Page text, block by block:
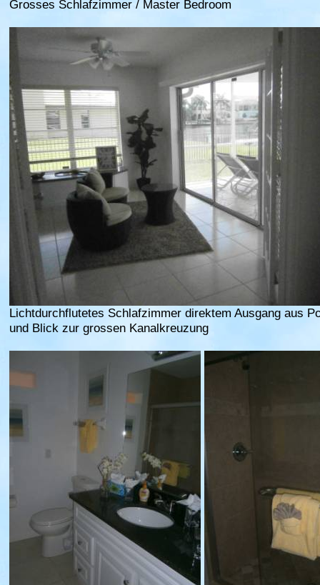
Grosses Schlafzimmer / Master Bedroom
Lichtdurchflutetes Schlafzimmer direktem Ausgang aus
und Blick zur grossen Kanalkreuzung